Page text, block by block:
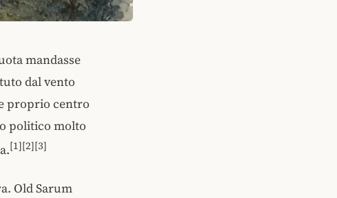
mandasse
dal vento
proprio centro
politico molto
[1][2][3]
Old Sarum